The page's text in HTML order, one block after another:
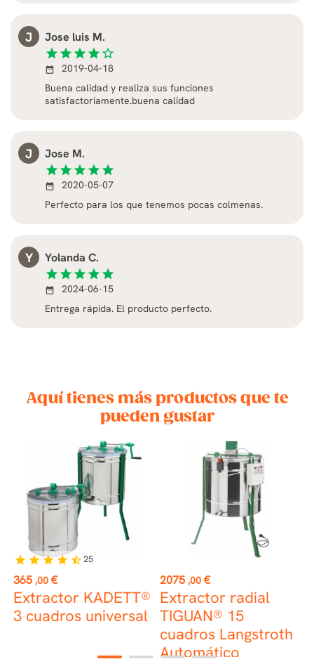
J Jose luis M.
star star star star star_border
date_range
2019-04-18
Buena calidad y realiza sus funciones
satisfactoriamente.buena calidad
J Jose M.
star star star star star
date_range
2020-05-07
Perfecto para los que tenemos pocas colmenas.
Y Yolanda C.
star star star star star
date_range
2024-06-15
Entrega rápida. El producto perfecto.
Aquí tienes más productos que te
pueden gustar
Precio
365 ,00 €
Extractor KADETT®
3 cuadros universal
star starstar star star_half25
Precio
2075 ,00 €
Extractor radial
TIGUAN® 15
cuadros Langstroth
Automático
1 2 3 4